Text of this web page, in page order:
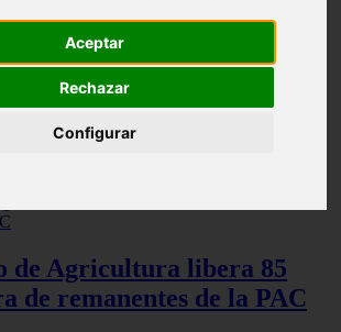
Aceptar
Rechazar
Configurar
de abono local: la
Madrid frente a la crisis de
de Agricultura libera 85
de remanentes de la PAC